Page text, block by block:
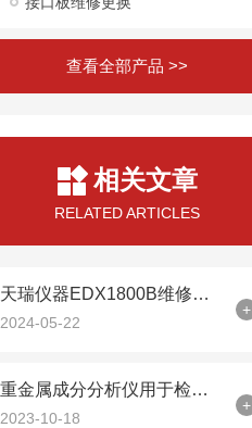
查看全部产品 >>
相关文章
RELATED ARTICLES
天瑞仪器EDX1800B维修与故障处理
2024-05-22
+
重金属成分分析仪用于检测水和土壤中的重金属成分
2023-10-18
+